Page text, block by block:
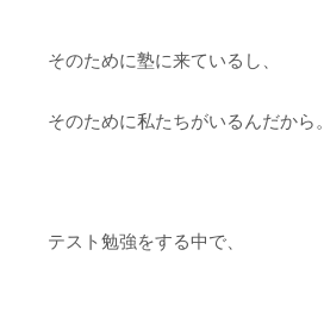
そのために塾に来ているし、
そのために私たちがいるんだから。
テスト勉強をする中で、